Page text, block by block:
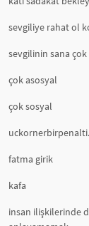
sevgiliye rahat ol
sevgilinin sana
çok asosyal
çok sosyal
fatma girik
kafa
insan ilişkilerinde